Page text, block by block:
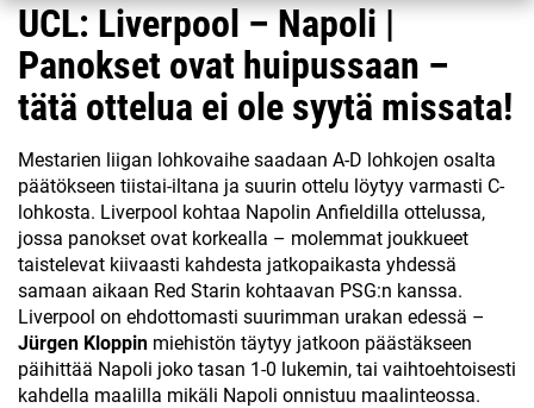
UCL: Liverpool – Napoli |
Panokset ovat huipussaan –
tätä ottelua ei ole syytä missata!
Mestarien liigan lohkovaihe saadaan A-D lohkojen osalta
päätökseen tiistai-iltana ja suurin ottelu löytyy varmasti C-
lohkosta. Liverpool kohtaa Napolin Anfieldilla ottelussa,
jossa panokset ovat korkealla – molemmat joukkueet
taistelevat kiivaasti kahdesta jatkopaikasta yhdessä
samaan aikaan Red Starin kohtaavan PSG:n kanssa.
Liverpool on ehdottomasti suurimman urakan edessä –
Jürgen Kloppin miehistön täytyy jatkoon päästäkseen
päihittää Napoli joko tasan 1-0 lukemin, tai vaihtoehtoisesti
kahdella maalilla mikäli Napoli onnistuu maalinteossa.